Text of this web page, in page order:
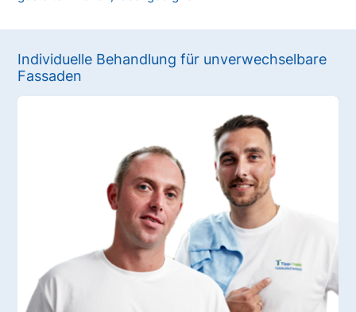
Individuelle Behandlung für unverwechselbare
Fassaden